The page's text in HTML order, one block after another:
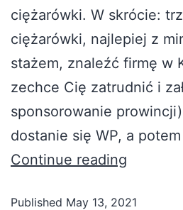
ciężarówki. W skrócie:
ciężarówki, najlepiej z
stażem, znaleźć firmę w
zechce Cię zatrudnić i
sponsorowanie
dostanie się WP, a
Continue reading
Published May 13, 2021